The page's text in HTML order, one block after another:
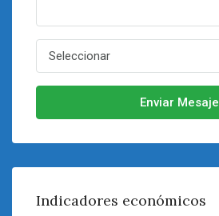
Seleccionar
Enviar Mesaje
Indicadores económicos